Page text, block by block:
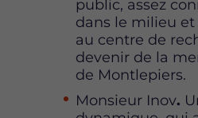
public, assez
dans le milieu
au centre de
devenir de la
de Montlepiers.
Monsieur Inov.